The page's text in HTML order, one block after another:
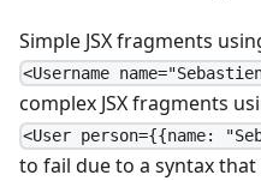
Simple JSX fragments
<Username
complex JSX fragments
<User person={{name:
to fail due to a syntax